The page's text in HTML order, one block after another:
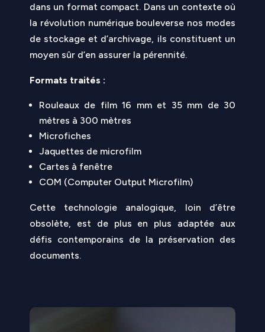
dans un format compact. Dans un contexte où
la révolution numérique bouleverse nos modes
de stockage et d’archivage, ils constituent un
moyen sûr d’en assurer la pérennité.
Formats traités :
Rouleaux de film 16 mm et 35 mm de 30
mètres à 300 mètres
Microfiches
Jaquettes de microfilm
Cartes à fenêtre
COM (Computer Output Microfilm)
Cette technologie analogique, loin d’être
obsolète, est de plus en plus adaptée aux
défis contemporains de la préservation des
documents.